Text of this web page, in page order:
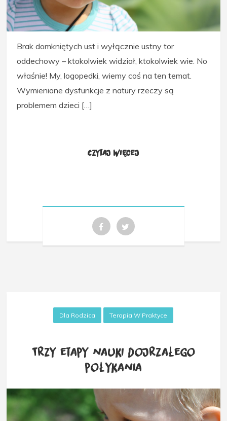
Brak domkniętych ust i wyłącznie ustny tor
oddechowy – ktokolwiek widział, ktokolwiek wie. No
właśnie! My, logopedki, wiemy coś na ten temat.
Wymienione dysfunkcje z natury rzeczy są
problemem dzieci […]
Czytaj więcej
Dla Rodzica Terapia W Praktyce
Trzy etapy nauki dojrzałego
połykania